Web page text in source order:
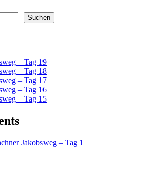
Suchen
– Tag 19
– Tag 18
– Tag 17
– Tag 16
– Tag 15
Jakobsweg – Tag 1